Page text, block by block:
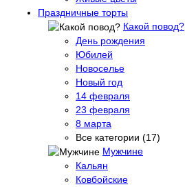
Праздничные торты
Какой повод?
День рождения
Юбилей
Новоселье
Новый год
14 февраля
23 февраля
8 марта
Все категории (17)
Мужчине
Кальян
Ковбойские